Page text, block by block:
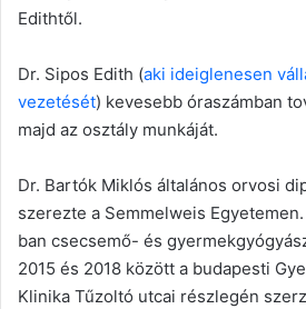
Edithtől.
Dr. Sipos Edith (aki ideiglenesen
vezetését) kevesebb óraszámban
majd az osztály munkáját.
Dr. Bartók Miklós általános orvosi
szerezte a Semmelweis
ban csecsemő- és
2015 és 2018 között a budapesti
Klinika Tűzoltó utcai részlegén